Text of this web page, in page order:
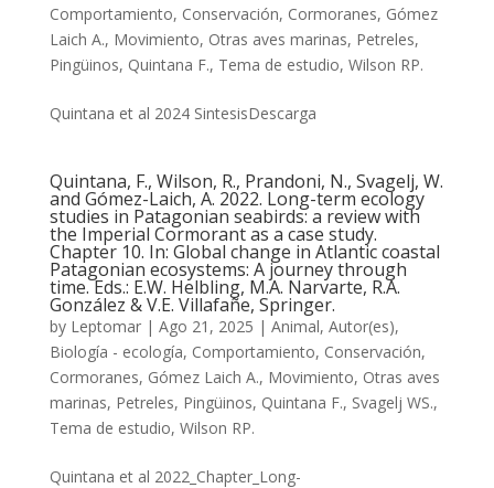
Comportamiento, Conservación, Cormoranes, Gómez
Laich A., Movimiento, Otras aves marinas, Petreles,
Pingüinos, Quintana F., Tema de estudio, Wilson RP.
Quintana et al 2024 SintesisDescarga
Quintana, F., Wilson, R., Prandoni, N., Svagelj, W.
and Gómez-Laich, A. 2022. Long-term ecology
studies in Patagonian seabirds: a review with
the Imperial Cormorant as a case study.
Chapter 10. In: Global change in Atlantic coastal
Patagonian ecosystems: A journey through
time. Eds.: E.W. Helbling, M.A. Narvarte, R.A.
González & V.E. Villafañe, Springer.
by Leptomar| Ago 21, 2025 | Animal, Autor(es),
Biología - ecología, Comportamiento, Conservación,
Cormoranes, Gómez Laich A., Movimiento, Otras aves
marinas, Petreles, Pingüinos, Quintana F., Svagelj WS.,
Tema de estudio, Wilson RP.
Quintana et al 2022_Chapter_Long-